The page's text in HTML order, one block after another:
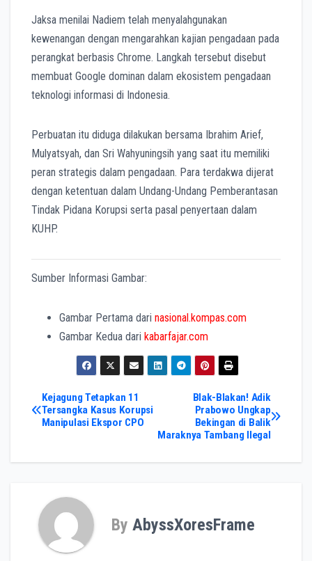
Jaksa menilai Nadiem telah menyalahgunakan
kewenangan dengan mengarahkan kajian pengadaan pada
perangkat berbasis Chrome. Langkah tersebut disebut
membuat Google dominan dalam ekosistem pengadaan
teknologi informasi di Indonesia.
Perbuatan itu diduga dilakukan bersama Ibrahim Arief,
Mulyatsyah, dan Sri Wahyuningsih yang saat itu memiliki
peran strategis dalam pengadaan. Para terdakwa dijerat
dengan ketentuan dalam Undang-Undang Pemberantasan
Tindak Pidana Korupsi serta pasal penyertaan dalam
KUHP.
Sumber Informasi Gambar:
Gambar Pertama dari nasional.kompas.com
Gambar Kedua dari kabarfajar.com
Post
navigation
Blak-Blakan! Adik
Prabowo Ungkap
Bekingan di Balik
Maraknya Tambang Ilegal
Kejagung Tetapkan 11
Tersangka Kasus Korupsi
Manipulasi Ekspor CPO
By AbyssXoresFrame